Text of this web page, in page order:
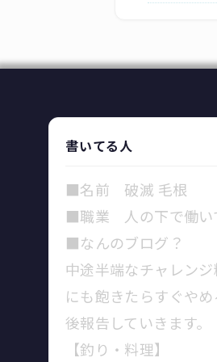
書いてる人
■名前 破滅 毛根
■職業 人の下で働い
■なんのブログ？
中途半端なチャレン
にも飽きたらすぐや
後報告していきます。
【釣り・料理】